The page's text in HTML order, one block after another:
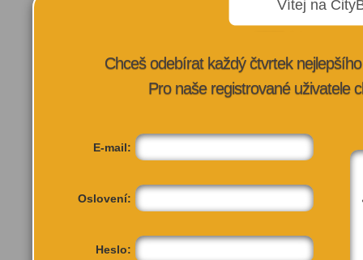
Vítej na
Chceš odebírat každý čtvrtek
Pro naše registrované uživatele
E-mail:
Oslovení:
Heslo: